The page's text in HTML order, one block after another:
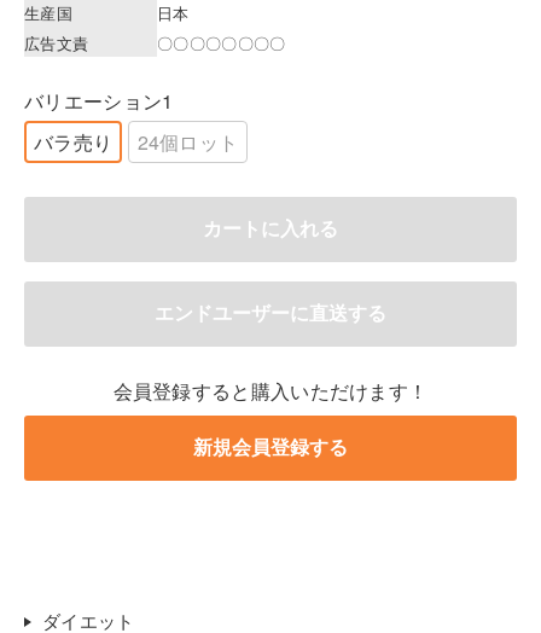
生産国
日本
広告文責
〇〇〇〇〇〇〇〇
バリエーション1
バラ売り
24個ロット
会員登録すると購入いただけます！
ダイエット